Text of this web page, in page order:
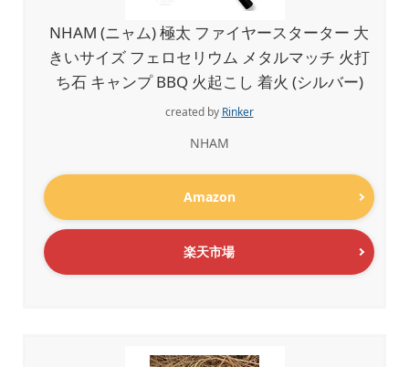
NHAM (ニャム) 極太 ファイヤースターター 大
きいサイズ フェロセリウム メタルマッチ 火打
ち石 キャンプ BBQ 火起こし 着火 (シルバー)
created by Rinker
NHAM
Amazon
楽天市場